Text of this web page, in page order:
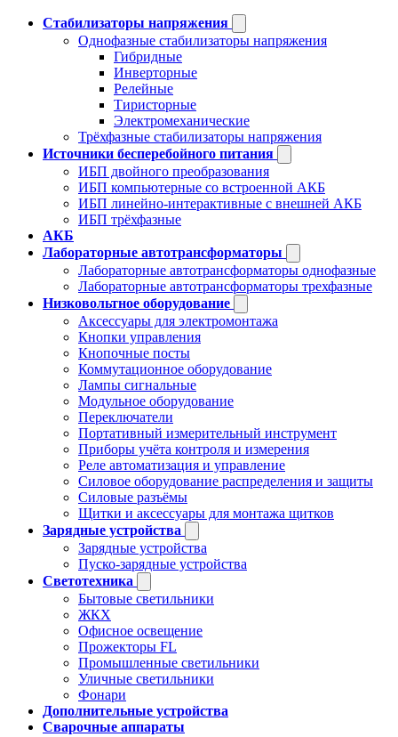
Стабилизаторы напряжения
Однофазные стабилизаторы напряжения
Гибридные
Инверторные
Релейные
Тиристорные
Электромеханические
Трёхфазные стабилизаторы напряжения
Источники бесперебойного питания
ИБП двойного преобразования
ИБП компьютерные со встроенной АКБ
ИБП линейно-интерактивные с внешней АКБ
ИБП трёхфазные
АКБ
Лабораторные автотрансформаторы
Лабораторные автотрансформаторы однофазные
Лабораторные автотрансформаторы трехфазные
Низковольтное оборудование
Аксессуары для электромонтажа
Кнопки управления
Кнопочные посты
Коммутационное оборудование
Лампы сигнальные
Модульное оборудование
Переключатели
Портативный измерительный инструмент
Приборы учёта контроля и измерения
Реле автоматизация и управление
Силовое оборудование распределения и защиты
Силовые разъёмы
Щитки и аксессуары для монтажа щитков
Зарядные устройства
Зарядные устройства
Пуско-зарядные устройства
Светотехника
Бытовые светильники
ЖКХ
Офисное освещение
Прожекторы FL
Промышленные светильники
Уличные светильники
Фонари
Дополнительные устройства
Сварочные аппараты